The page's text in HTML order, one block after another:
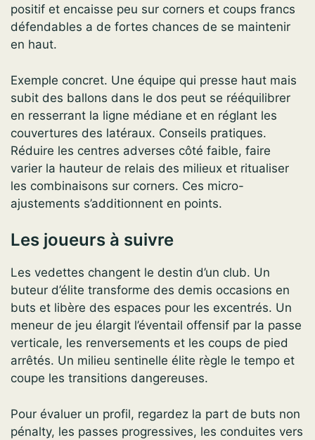
positif et encaisse peu sur corners et coups francs
défendables a de fortes chances de se maintenir
en haut.
Exemple concret. Une équipe qui presse haut mais
subit des ballons dans le dos peut se rééquilibrer
en resserrant la ligne médiane et en réglant les
couvertures des latéraux. Conseils pratiques.
Réduire les centres adverses côté faible, faire
varier la hauteur de relais des milieux et ritualiser
les combinaisons sur corners. Ces micro-
ajustements s’additionnent en points.
Les joueurs à suivre
Les vedettes changent le destin d’un club. Un
buteur d’élite transforme des demis occasions en
buts et libère des espaces pour les excentrés. Un
meneur de jeu élargit l’éventail offensif par la passe
verticale, les renversements et les coups de pied
arrêtés. Un milieu sentinelle élite règle le tempo et
coupe les transitions dangereuses.
Pour évaluer un profil, regardez la part de buts non
pénalty, les passes progressives, les conduites vers